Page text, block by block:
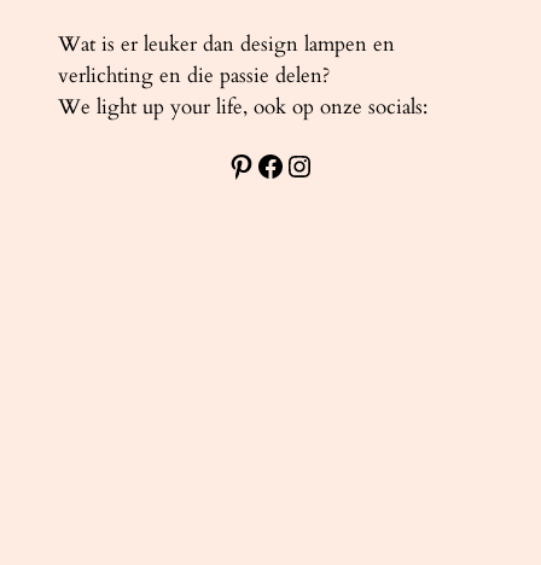
Wat is er leuker dan design lampen en
verlichting en die passie delen?
We light up your life, ook op onze socials:
Pinterest Facebook Instagram